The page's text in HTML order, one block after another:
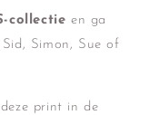
collectie en ga
Simon, Sue of
print in de